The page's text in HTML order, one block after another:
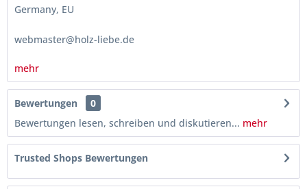
Germany, EU
webmaster@holz-liebe.de
mehr
Bewertungen
0
Bewertungen lesen, schreiben und diskutieren... mehr
Trusted Shops Bewertungen